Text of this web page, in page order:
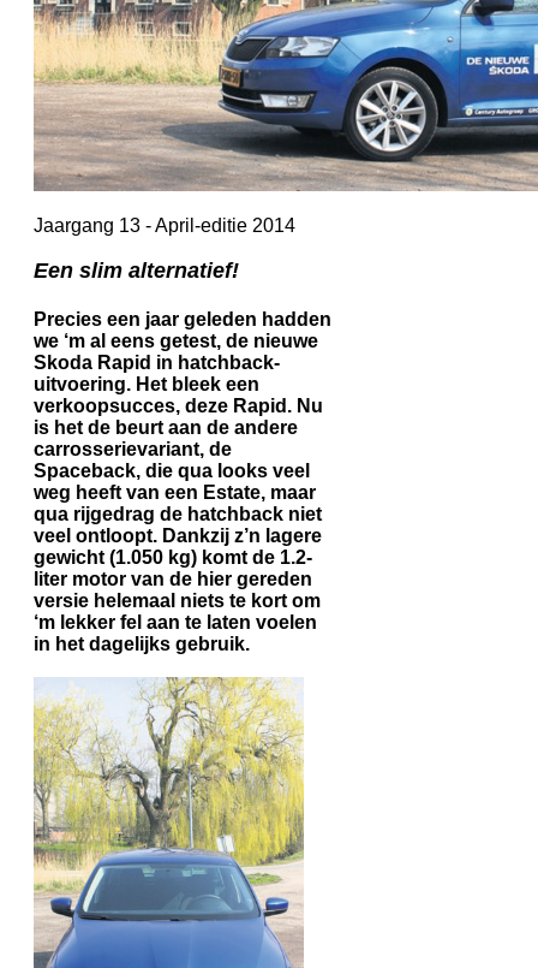
Jaargang 13 - April-editie 2014
Een slim alternatief!
Precies een jaar geleden hadden
we ‘m al eens getest, de nieuwe
Skoda Rapid in hatchback-
uitvoering. Het bleek een
verkoopsucces, deze Rapid. Nu
is het de beurt aan de andere
carrosserievariant, de
Spaceback, die qua looks veel
weg heeft van een Estate, maar
qua rijgedrag de hatchback niet
veel ontloopt. Dankzij z’n lagere
gewicht (1.050 kg) komt de 1.2-
liter motor van de hier gereden
versie helemaal niets te kort om
‘m lekker fel aan te laten voelen
in het dagelijks gebruik.